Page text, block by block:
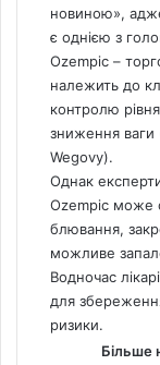
новиною»,
є однією з
Ozempic –
належить до
контролю
зниження ваги
Wegovy).
Однак
Ozempic може
блювання,
можливе
Водночас
для
ризики.
Більше